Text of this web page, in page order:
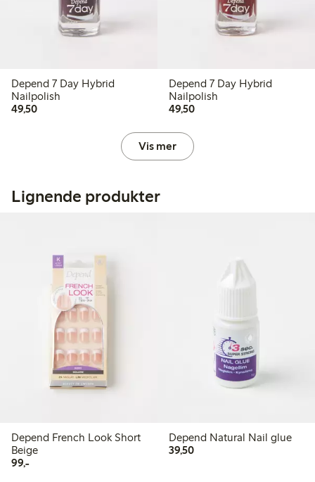
Depend 7 Day Hybrid
Nailpolish
49,5049,50 kr
Depend 7 Day Hybrid
Nailpolish
49,5049,50 kr
Vis mer
Lignende produkter
Depend French Look Short
Beige
99,-99,00 kr
Depend Natural Nail glue
39,5039,50 kr